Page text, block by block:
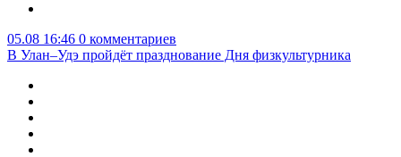
05.08 16:46 0 комментариев
В Улан–Удэ пройдёт празднование Дня физкультурника